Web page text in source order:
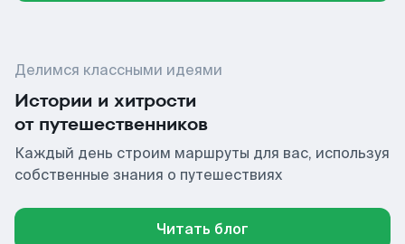
Делимся классными идеями
Истории и хитрости
от путешественников
Каждый день строим маршруты для вас, используя
собственные знания о путешествиях
Читать блог